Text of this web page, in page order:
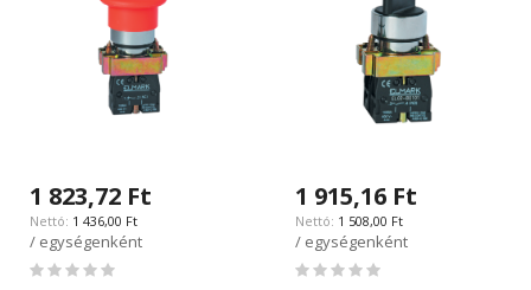
1 823,72 Ft
1 436,00 Ft
/ egységenként
Rating:
1 915,16 Ft
1 508,00 Ft
/ egységenként
Rating: